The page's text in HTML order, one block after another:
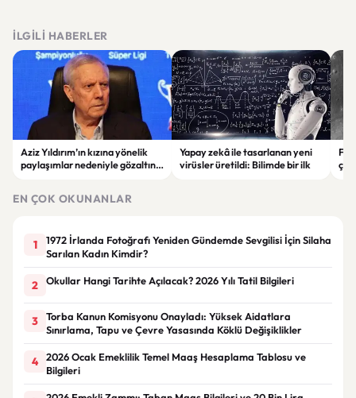
İLGILI HABERLER
Aziz Yıldırım’ın kızına yönelik
paylaşımlar nedeniyle gözaltına
Yapay zekâ ile tasarlanan yeni
virüsler üretildi: Bilimde bir ilk
EN ÇOK OKUNANLAR
1
1972 İrlanda Fotoğrafı Yeniden Gündemde Sevgilisi İçin Silaha
Sarılan Kadın Kimdir?
2 Okullar Hangi Tarihte Açılacak? 2026 Yılı Tatil Bilgileri
3
Torba Kanun Komisyonu Onayladı: Yüksek Aidatlara
Sınırlama, Tapu ve Çevre Yasasında Köklü Değişiklikler
4
2026 Ocak Emeklilik Temel Maaş Hesaplama Tablosu ve
Bilgileri